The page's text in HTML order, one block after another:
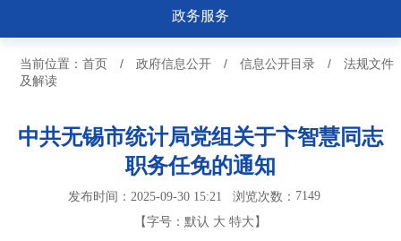
政务服务
当前位置： 首页 / 政府信息公开 / 信息公开目录 /
法规文件
及解读
中共无锡市统计局党组关于卞智慧同志
职务任免的通知
发布时间：2025-09-30 15:21浏览次数： 7149
【字号： 默认 大 特大 】